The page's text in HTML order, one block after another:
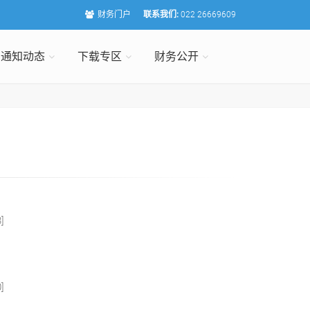
财务门户 联系我们: 022 26669609
通知动态 下载专区 财务公开